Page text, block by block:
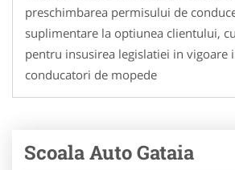
preschimbarea permisului de
suplimentare la optiunea clientului,
pentru insusirea legislatiei in vigoare
conducatori de mopede
Scoala Auto Gataia